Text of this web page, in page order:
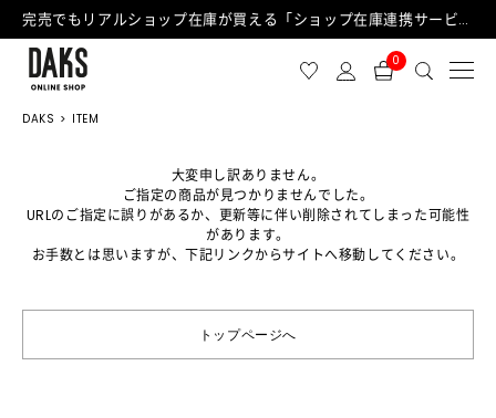
完売でもリアルショップ在庫が買える「ショップ在庫連携サービス」が日中もご利用可能になりました！
0
DAKS ITEM
大変申し訳ありません。
ご指定の商品が見つかりませんでした。
URLのご指定に誤りがあるか、更新等に伴い削除されてしまった可能性
があります。
お手数とは思いますが、下記リンクからサイトへ移動してください。
トップページへ